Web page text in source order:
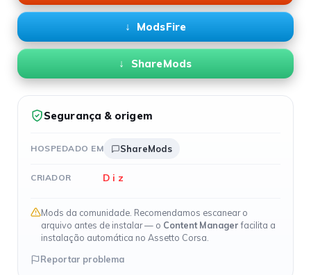
ModsFire
ShareMods
Segurança & origem
HOSPEDADO EM ShareMods
CRIADOR D i z
Mods da comunidade. Recomendamos escanear o
arquivo antes de instalar — o Content Managerfacilita a
instalação automática no Assetto Corsa.
Reportar problema